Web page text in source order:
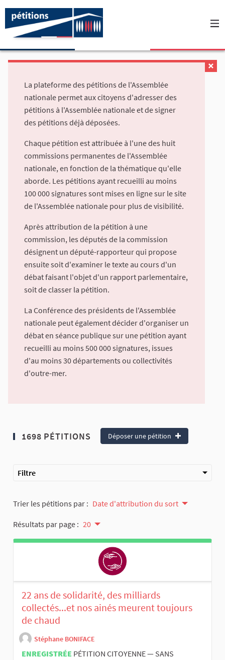
La plateforme des pétitions de l'Assemblée
nationale permet aux citoyens d'adresser des
pétitions à l'Assemblée nationale et de signer
des pétitions déjà déposées.
Chaque pétition est attribuée à l'une des huit
commissions permanentes de l'Assemblée
nationale, en fonction de la thématique qu'elle
aborde. Les pétitions ayant recueilli au moins
100 000 signatures sont mises en ligne sur le site
de l'Assemblée nationale pour plus de visibilité.
Après attribution de la pétition à une
commission, les députés de la commission
désignent un député-rapporteur qui propose
ensuite soit d'examiner le texte au cours d'un
débat faisant l'objet d'un rapport parlementaire,
soit de classer la pétition.
La Conférence des présidents de l'Assemblée
nationale peut également décider d'organiser un
débat en séance publique sur une pétition ayant
recueilli au moins 500 000 signatures, issues
d'au moins 30 départements ou collectivités
d'outre-mer.
1698 PÉTITIONS Déposer une pétition
Filtre
Trier les pétitions par : Date d'attribution du sort
Résultats par page : 20
22 ans de solidarité, des milliards
collectés...et nos ainés meurent toujours
de chaud
Stéphane BONIFACE
ENREGISTRÉE PÉTITION CITOYENNE — SANS